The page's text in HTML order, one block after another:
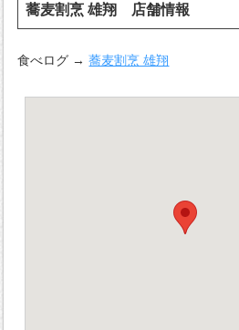
蕎麦割烹 雄翔 店舗情報
食べログ →蕎麦割烹 雄翔